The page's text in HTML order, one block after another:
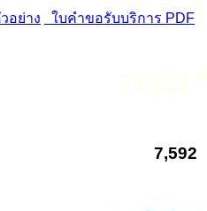
อย่าง
ใบคำขอรับบริการ PDF
7,592